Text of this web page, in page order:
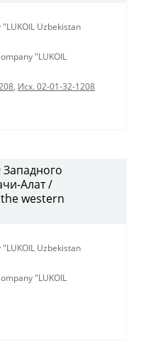
Uzbekistan
"LUKOIL
, Исх. 02-01-32-1208
Алат /
western
Uzbekistan
"LUKOIL